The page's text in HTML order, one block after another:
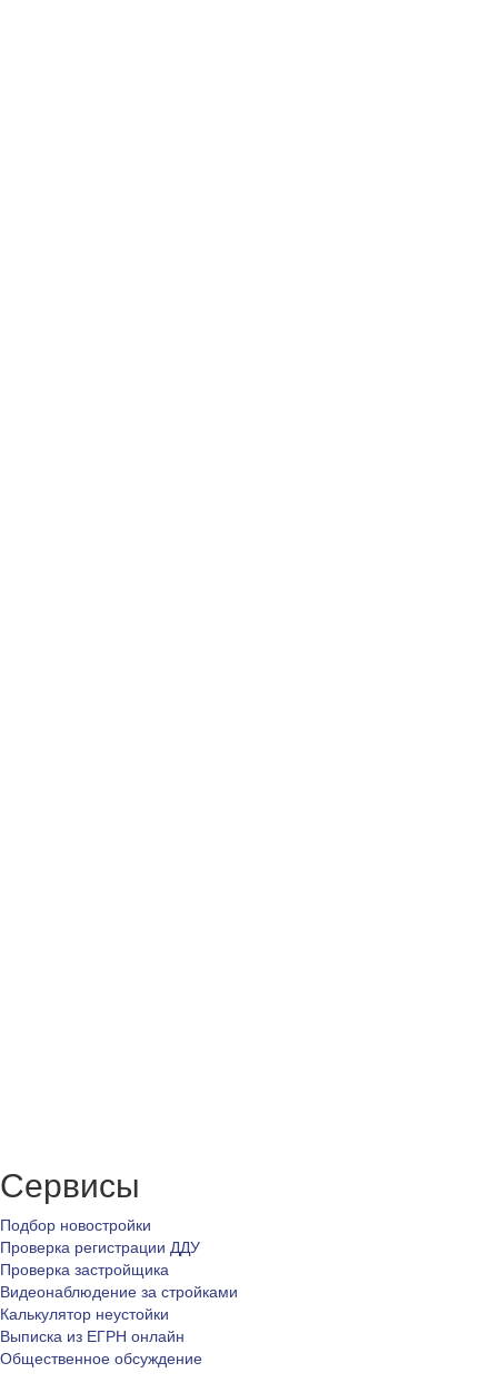
Сервисы
Подбор новостройки
Проверка регистрации ДДУ
Проверка застройщика
Видеонаблюдение за стройками
Калькулятор неустойки
Выписка из ЕГРН онлайн
Общественное обсуждение